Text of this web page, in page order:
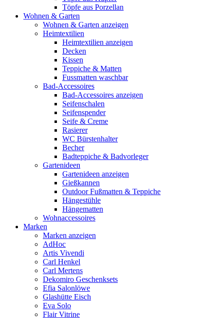
Töpfe aus Porzellan
Wohnen & Garten
Wohnen & Garten anzeigen
Heimtextilien
Heimtextilien anzeigen
Decken
Kissen
Teppiche & Matten
Fussmatten waschbar
Bad-Accessoires
Bad-Accessoires anzeigen
Seifenschalen
Seifenspender
Seife & Creme
Rasierer
WC Bürstenhalter
Becher
Badteppiche & Badvorleger
Gartenideen
Gartenideen anzeigen
Gießkannen
Outdoor Fußmatten & Teppiche
Hängestühle
Hängematten
Wohnaccessoires
Marken
Marken anzeigen
AdHoc
Artis Vivendi
Carl Henkel
Carl Mertens
Dekomiro Geschenksets
Efia Salonlöwe
Glashütte Eisch
Eva Solo
Flair Vitrine